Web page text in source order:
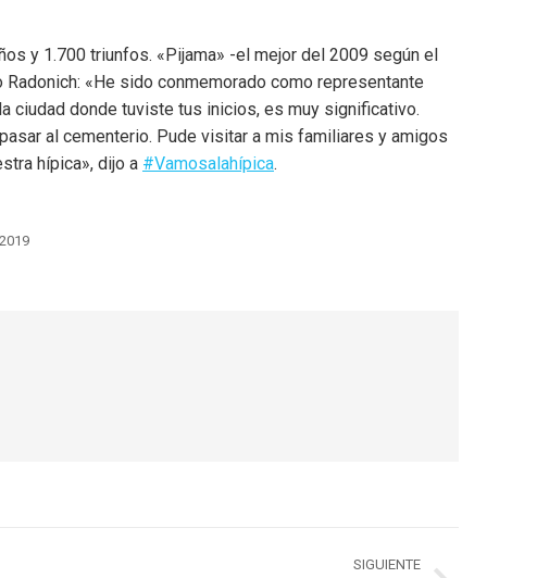
y 1.700 triunfos. «Pijama» -el mejor del 2009 según el
«He sido conmemorado como representante
ciudad donde tuviste tus inicios, es muy significativo.
al cementerio. Pude visitar a mis familiares y amigos
hípica», dijo a #Vamosalahípica.
SIGUIENTE